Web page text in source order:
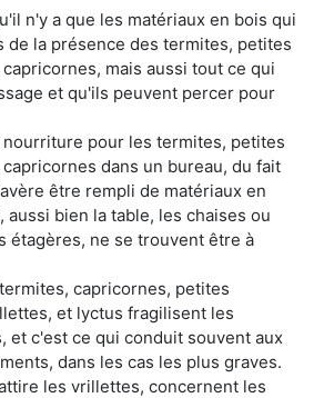
n'y a que les matériaux en bois qui
de la présence des termites, petites
mais aussi tout ce qui
et qu'ils peuvent percer pour
nourriture pour les termites, petites
dans un bureau, du fait
être rempli de matériaux en
aussi bien la table, les chaises ou
étagères, ne se trouvent être à
capricornes, petites
et lyctus fragilisent les
et c'est ce qui conduit souvent aux
dans les cas les plus graves.
les vrillettes, concernent les